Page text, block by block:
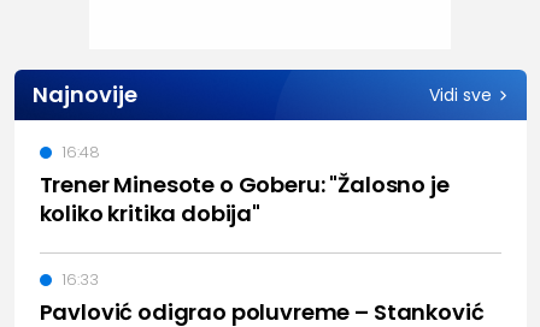
Najnovije Vidi sve
Trener Minesote o Goberu: "Žalosno je
koliko kritika dobija"
16:48
Pavlović odigrao poluvreme – Stanković
16:33